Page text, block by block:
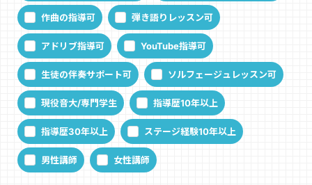
作曲の指導可 弾き語りレッスン可
アドリブ指導可 YouTube指導可
生徒の伴奏サポート可 ソルフェージュレッスン可
現役音大/専門学生 指導歴10年以上
指導歴30年以上 ステージ経験10年以上
男性講師 女性講師